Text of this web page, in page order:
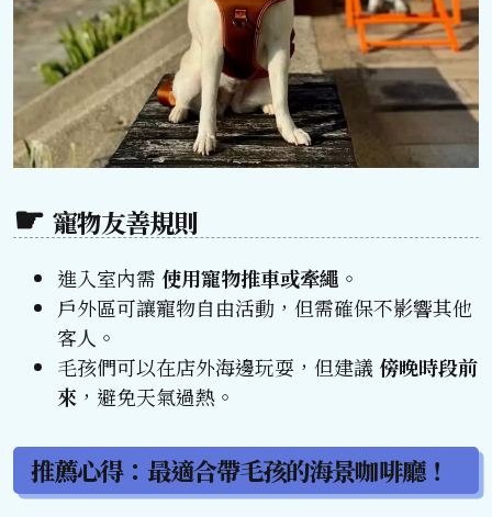
寵物友善規則
進入室內需 使用寵物推車或牽繩 。
戶外區可讓寵物自由活動，但需確保不影響其他
客人。
毛孩們可以在店外海邊玩耍，但建議 傍晚時段前
來 ，避免天氣過熱。
推薦心得：最適合帶毛孩的海景咖啡廳！